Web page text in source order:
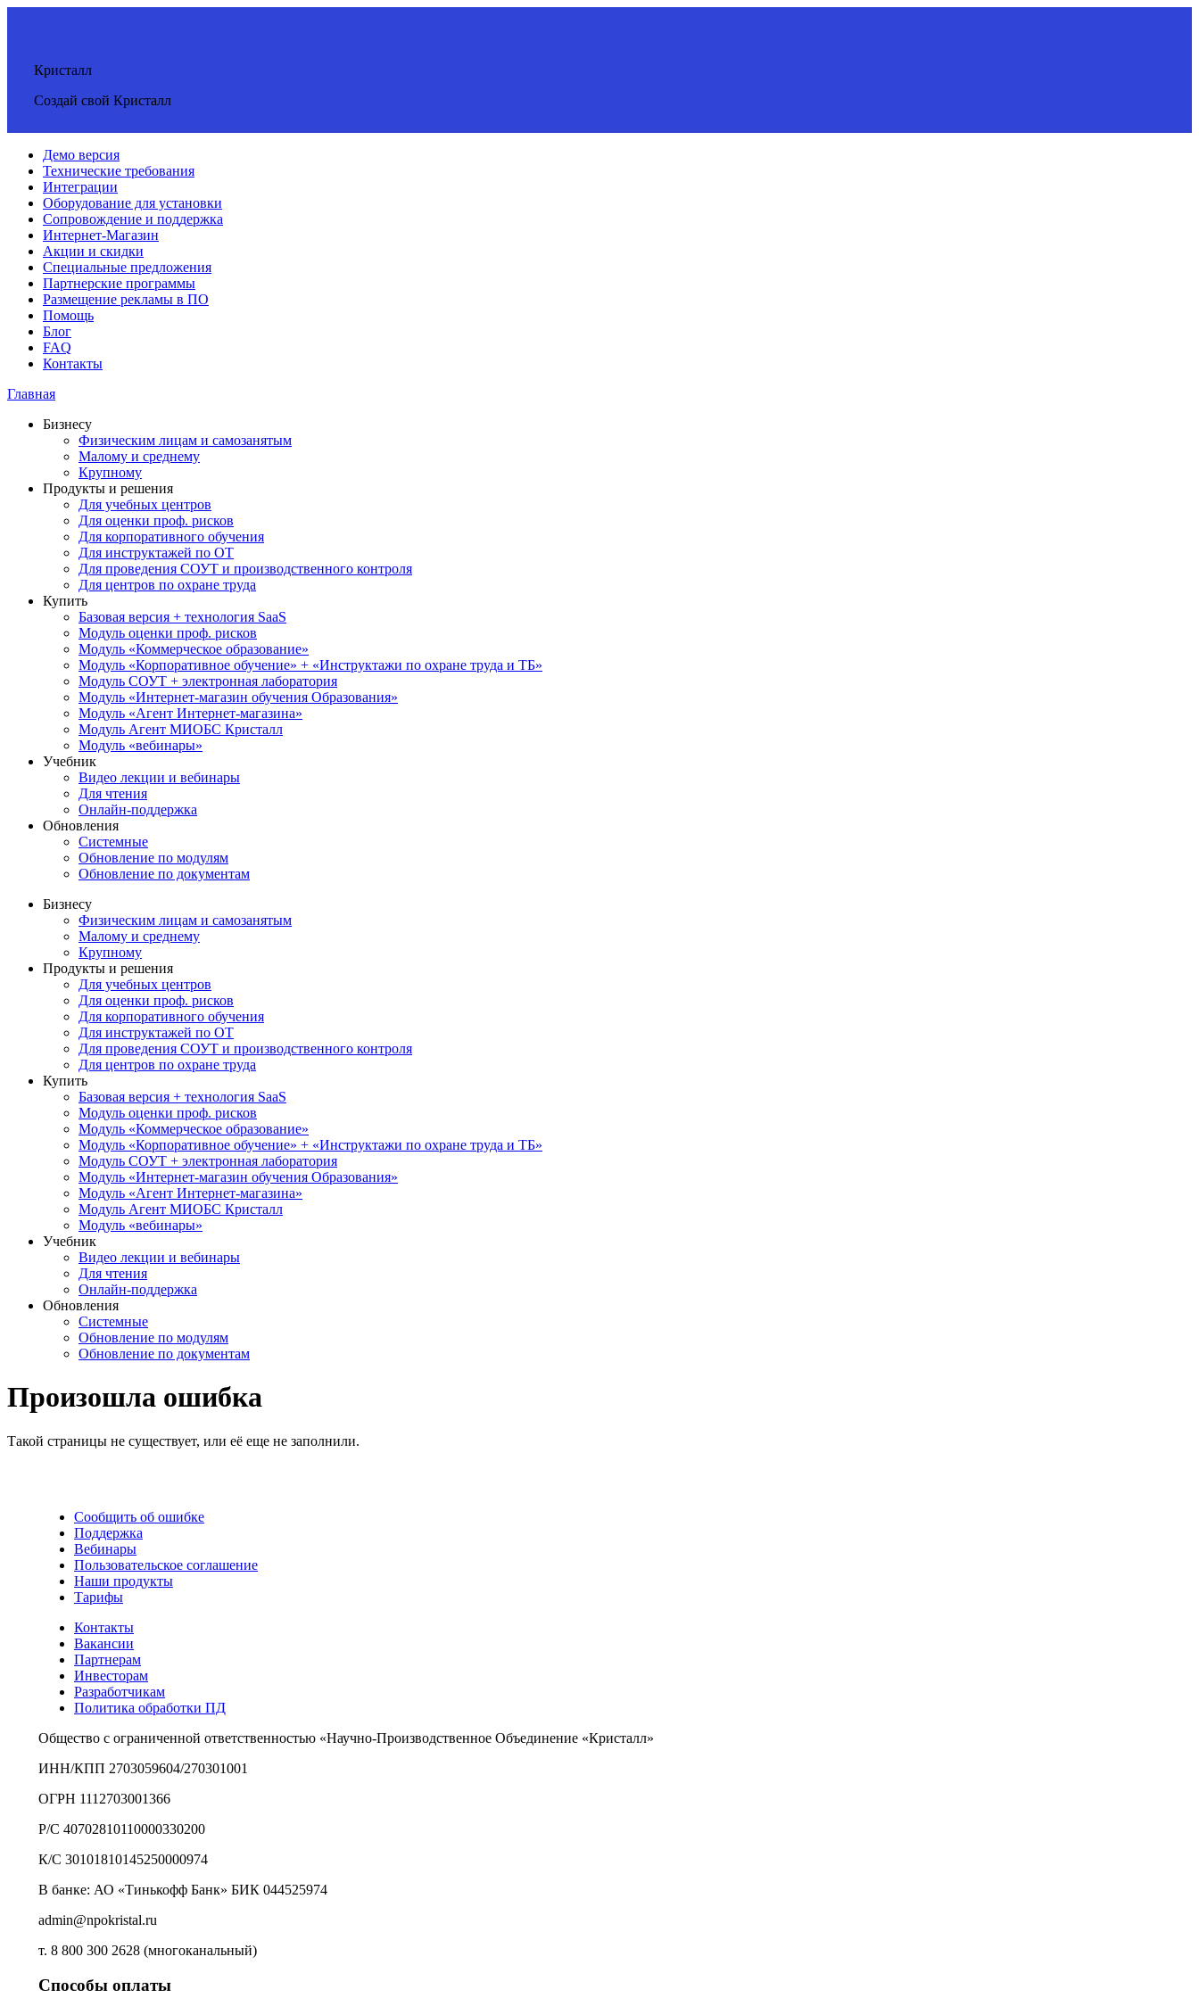
Кристалл
Создай свой Кристалл
Демо версия
Технические требования
Интеграции
Оборудование для установки
Сопровождение и поддержка
Интернет-Магазин
Акции и скидки
Специальные предложения
Партнерские программы
Размещение рекламы в ПО
Помощь
Блог
FAQ
Контакты
Главная
Бизнесу
Физическим лицам и самозанятым
Малому и среднему
Крупному
Продукты и решения
Для учебных центров
Для оценки проф. рисков
Для корпоративного обучения
Для инструктажей по ОТ
Для проведения СОУТ и производственного контроля
Для центров по охране труда
Купить
Базовая версия + технология SaaS
Модуль оценки проф. рисков
Модуль «Коммерческое образование»
Модуль «Корпоративное обучение» + «Инструктажи по охране труда и ТБ»
Модуль СОУТ + электронная лаборатория
Модуль «Интернет-магазин обучения Образования»
Модуль «Агент Интернет-магазина»
Модуль Агент МИОБС Кристалл
Модуль «вебинары»
Учебник
Видео лекции и вебинары
Для чтения
Онлайн-поддержка
Обновления
Системные
Обновление по модулям
Обновление по документам
Бизнесу
Физическим лицам и самозанятым
Малому и среднему
Крупному
Продукты и решения
Для учебных центров
Для оценки проф. рисков
Для корпоративного обучения
Для инструктажей по ОТ
Для проведения СОУТ и производственного контроля
Для центров по охране труда
Купить
Базовая версия + технология SaaS
Модуль оценки проф. рисков
Модуль «Коммерческое образование»
Модуль «Корпоративное обучение» + «Инструктажи по охране труда и ТБ»
Модуль СОУТ + электронная лаборатория
Модуль «Интернет-магазин обучения Образования»
Модуль «Агент Интернет-магазина»
Модуль Агент МИОБС Кристалл
Модуль «вебинары»
Учебник
Видео лекции и вебинары
Для чтения
Онлайн-поддержка
Обновления
Системные
Обновление по модулям
Обновление по документам
Произошла ошибка
Такой страницы не существует, или её еще не заполнили.
Сообщить об ошибке
Поддержка
Вебинары
Пользовательское соглашение
Наши продукты
Тарифы
Контакты
Вакансии
Партнерам
Инвесторам
Разработчикам
Политика обработки ПД
Общество с ограниченной ответственностью «Научно-Производственное Объединение «Кристалл»
ИНН/КПП 2703059604/270301001
ОГРН 1112703001366
Р/С 40702810110000330200
К/С 30101810145250000974
В банке: АО «Тинькофф Банк» БИК 044525974
admin@npokristal.ru
т. 8 800 300 2628 (многоканальный)
Способы оплаты